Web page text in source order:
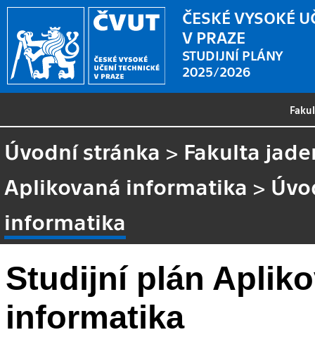
ČESKÉ VYSOKÉ
V PRAZE
STUDIJNÍ PLÁNY
2025/2026
Úvodní stránka > Fakulta
Aplikovaná informatika >
informatika
Studijní plán
informatika